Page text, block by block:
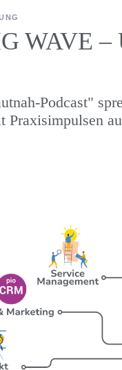
WAVE –
Podcast"
Praxisimpulsen